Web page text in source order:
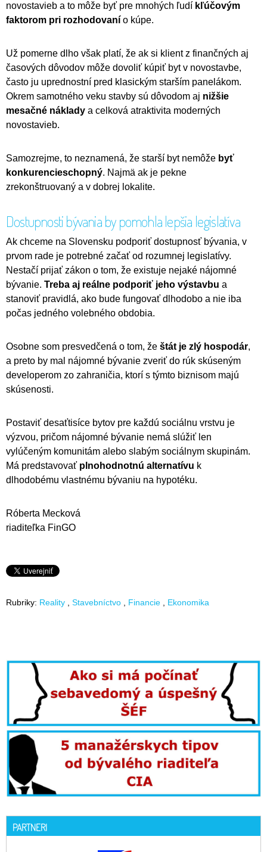
novostavieb a to môže byť pre mnohých ľudí kľúčovým
faktorom pri rozhodovaní o kúpe.
Už pomerne dlho však platí, že ak si klient z finančných aj
časových dôvodov môže dovoliť kúpiť byt v novostavbe,
často ju uprednostní pred klasickým starším panelákom.
Okrem samotného veku stavby sú dôvodom aj nižšie
mesačné náklady a celková atraktivita moderných
novostavieb.
Samozrejme, to neznamená, že starší byt nemôže byť
konkurencieschopný. Najmä ak je pekne
zrekonštruovaný a v dobrej lokalite.
Dostupnosti bývania by pomohla lepšia legislatíva
Ak chceme na Slovensku podporiť dostupnosť bývania, v
prvom rade je potrebné začať od rozumnej legislatívy.
Nestačí prijať zákon o tom, že existuje nejaké nájomné
bývanie. Treba aj reálne podporiť jeho výstavbu a
stanoviť pravidlá, ako bude fungovať dlhodobo a nie iba
počas jedného volebného obdobia.
Osobne som presvedčená o tom, že štát je zlý hospodár,
a preto by mal nájomné bývanie zveriť do rúk skúseným
developerom zo zahraničia, ktorí s týmto biznisom majú
skúsenosti.
Postaviť desaťtisíce bytov pre každú sociálnu vrstvu je
výzvou, pričom nájomné bývanie nemá slúžiť len
vylúčeným komunitám alebo slabým sociálnym skupinám.
Má predstavovať plnohodnotnú alternatívu k
dlhodobému vlastnému bývaniu na hypotéku.
Róberta Mecková
riaditeľka FinGO
Rubriky: Reality Stavebníctvo Financie Ekonomika
PARTNERI